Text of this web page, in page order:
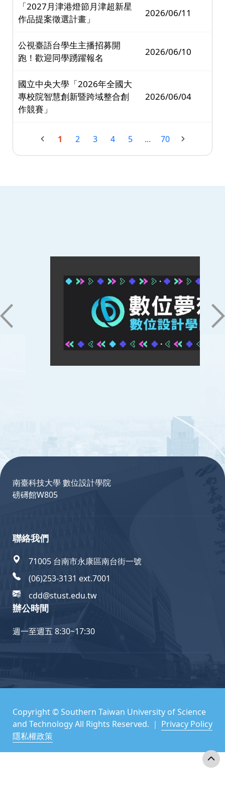
「2027月津港燈節月津超新星
作品提案徵選計畫」
2026/06/11
公視臺語台學生主播招募開
跑！歡迎同學踴躍報名
2026/06/10
國立中央大學「2026年全國大
專校院智慧創新暨跨域整合創
作競賽」
2026/06/04
1 2 3 4 5 ... 70
南臺科技大學 數位設計學院
磅礡館W805
聯絡我們
71005 台南市永康區南台街一號
(06)253-3131 ext.7001
cdd@stust.edu.tw
辦公時間
週一至週五 8:30~17:30
Copyright © Southern Taiwan University of Science
and Technology All Rights Reserved. ｜ Privacy Policy
隱私權政策